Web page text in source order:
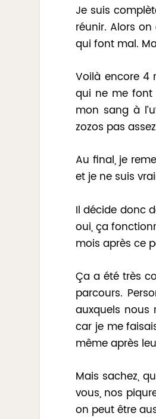
Je suis
réunir. Alors
qui font mal.
Voilà encore 4
qui ne me font
mon sang à
zozos pas
Au final, je
et je ne suis
Il décide donc
oui, ça
mois après ce
Ça a été très
parcours.
auxquels nous
car je me
même après
Mais sachez,
vous, nos
on peut être